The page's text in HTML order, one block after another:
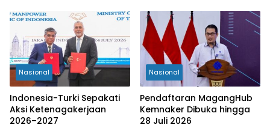
Nasional
Indonesia-Turki Sepakati
Aksi Ketenagakerjaan
2026–2027
Nasional
Pendaftaran MagangHub
Kemnaker Dibuka hingga
28 Juli 2026